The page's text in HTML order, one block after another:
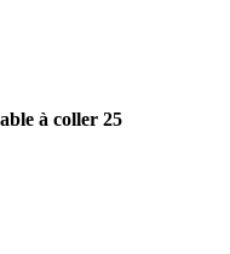
à coller 25